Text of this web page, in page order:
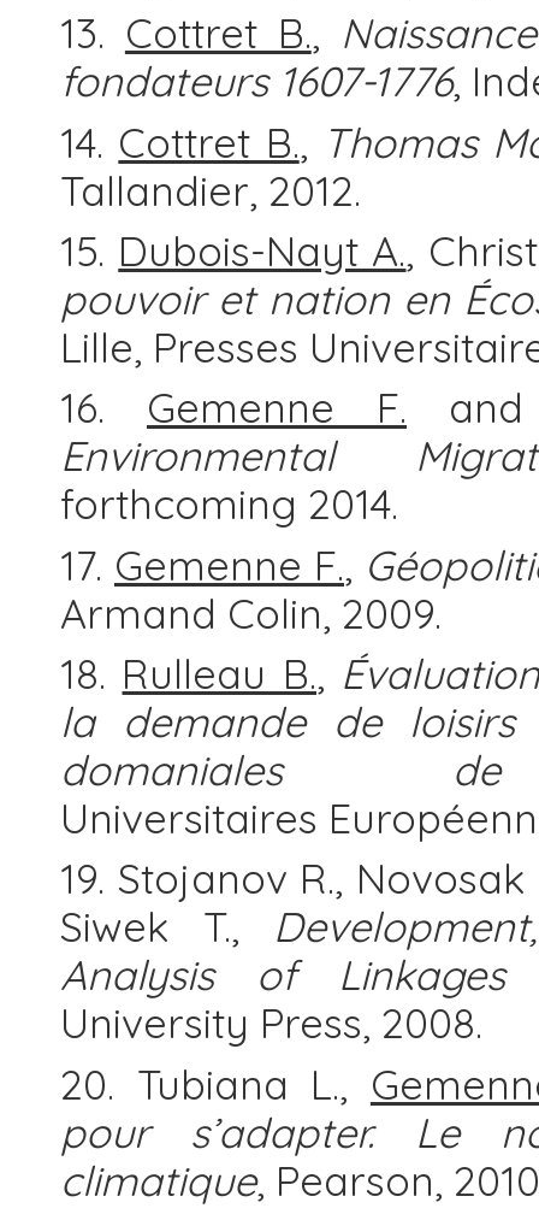
13. Cottret B.,
fondateurs 1607-1776,
14. Cottret B., Thomas
Tallandier, 2012.
15. Dubois-Nayt A.,
pouvoir et nation en
Lille, Presses
16. Gemenne F. and
Environmental
forthcoming 2014.
17. Gemenne F.,
Armand Colin, 2009.
18. Rulleau B.,
la demande de
domaniales
Universitaires
19. Stojanov R.,
Siwek T.,
Analysis of Linkages
University Press, 2008.
20. Tubiana L.,
pour s’adapter. Le
climatique, Pearson,